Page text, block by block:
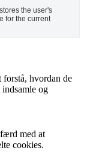
the user's
for the current
forstå, hvordan de
indsamle og
med at
cookies.